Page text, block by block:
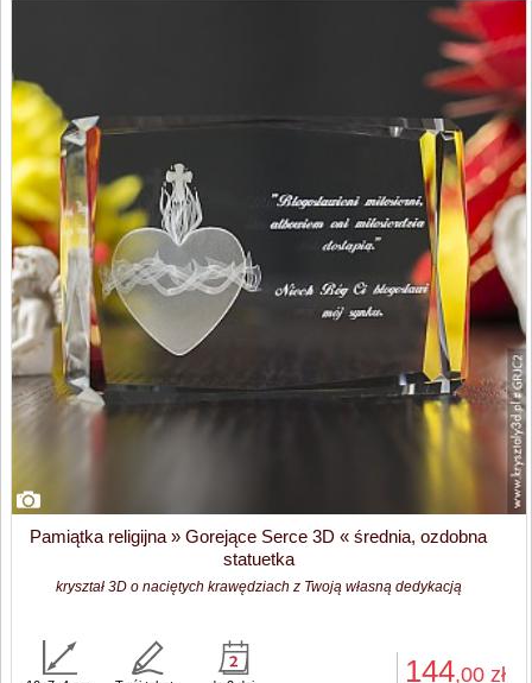
Pamiątka religijna » Gorejące Serce 3D « średnia, ozdobna
statuetka
kryształ 3D o naciętych krawędziach z Twoją własną dedykacją
144,00 zł